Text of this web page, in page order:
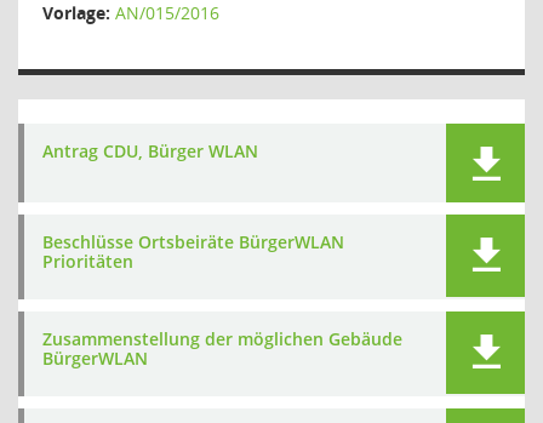
Vorlage: AN/015/2016
Antrag CDU, Bürger WLAN
Beschlüsse Ortsbeiräte BürgerWLAN
Prioritäten
Zusammenstellung der möglichen Gebäude
BürgerWLAN